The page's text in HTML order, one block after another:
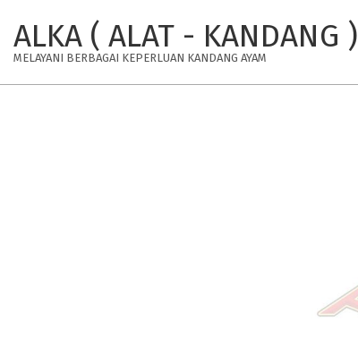
content
ALKA ( ALAT - KANDANG )
MELAYANI BERBAGAI KEPERLUAN KANDANG AYAM